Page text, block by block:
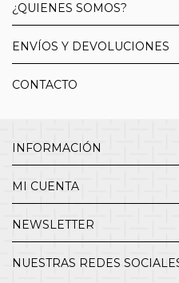
¿QUIENES SOMOS?
ENVÍOS Y DEVOLUCIONES
CONTACTO
INFORMACIÓN
MI CUENTA
NEWSLETTER
NUESTRAS REDES